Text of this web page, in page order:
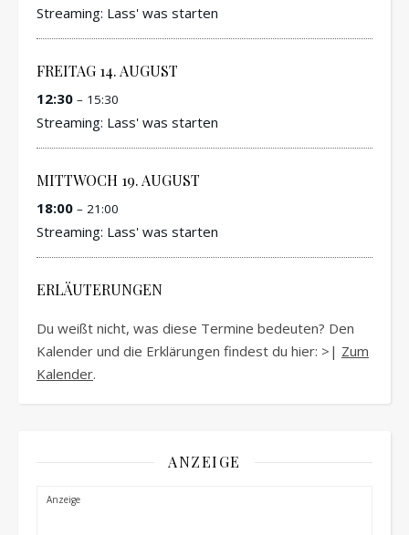
Streaming: Lass' was starten
FREITAG 14.AUGUST
12:30 – 15:30
Streaming: Lass' was starten
MITTWOCH 19.AUGUST
18:00 – 21:00
Streaming: Lass' was starten
ERLÄUTERUNGEN
Du weißt nicht, was diese Termine bedeuten? Den
Kalender und die Erklärungen findest du hier: >| Zum
Kalender.
ANZEIGE